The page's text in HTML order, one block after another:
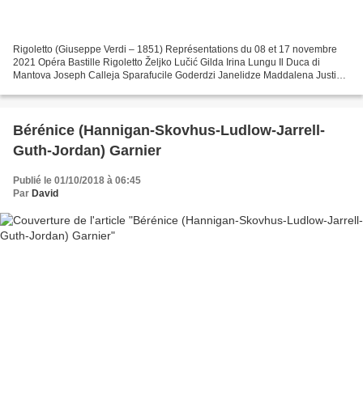
Rigoletto (Giuseppe Verdi – 1851) Représentations du 08 et 17 novembre
2021 Opéra Bastille Rigoletto Željko Lučić Gilda Irina Lungu Il Duca di
Mantova Joseph Calleja Sparafucile Goderdzi Janelidze Maddalena Justina
Bérénice (Hannigan-Skovhus-Ludlow-Jarrell-
Guth-Jordan) Garnier
Publié le 01/10/2018 à 06:45
Par David